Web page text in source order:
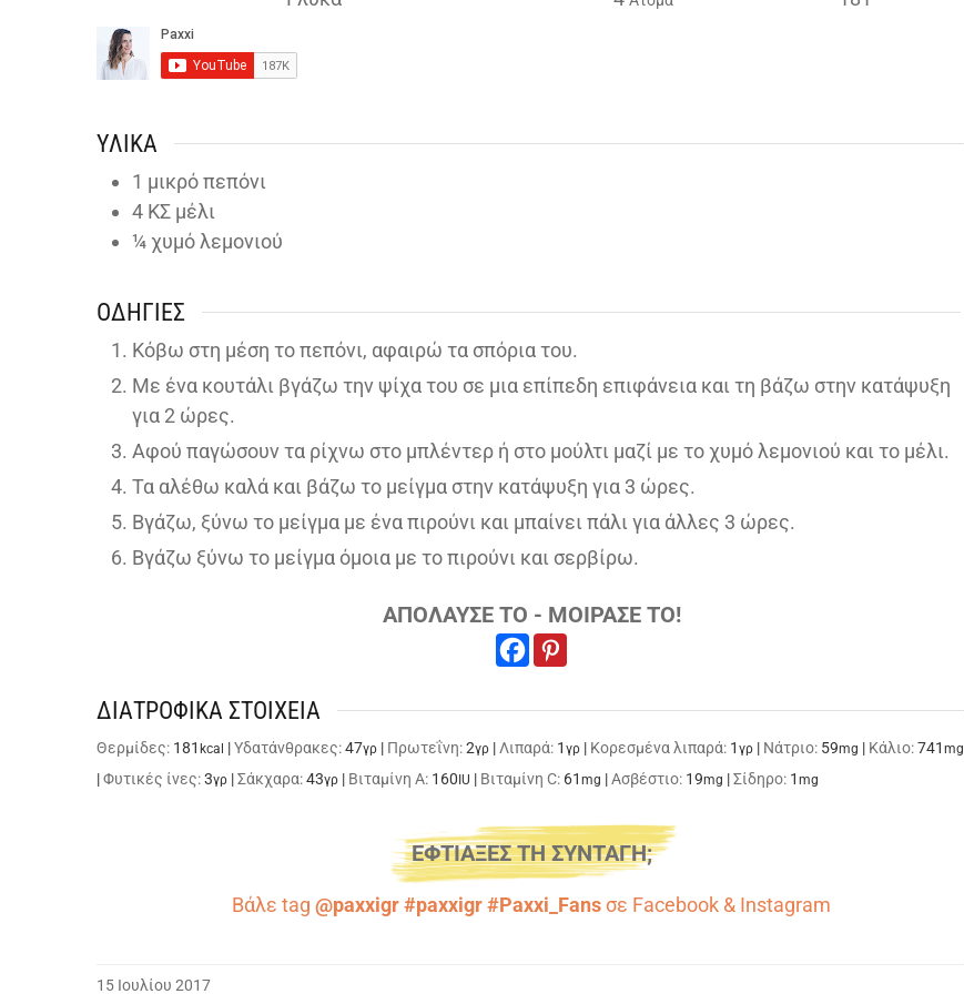
ΥΛΙΚΆ
1 μικρό πεπόνι
4 ΚΣ μέλι
¼χυμό λεμονιού
ΟΔΗΓΊΕΣ
Κόβω στη μέση το πεπόνι, αφαιρώ τα σπόρια του.
Με ένα κουτάλι βγάζω την ψίχα του σε μια επίπεδη επιφάνεια και τη βάζω στην κατάψυξη
για 2 ώρες.
Αφού παγώσουν τα ρίχνω στο μπλέντερ ή στο μούλτι μαζί με το χυμό λεμονιού και το μέλι.
Τα αλέθω καλά και βάζω το μείγμα στην κατάψυξη για 3 ώρες.
Βγάζω, ξύνω το μείγμα με ένα πιρούνι και μπαίνει πάλι για άλλες 3 ώρες.
Βγάζω ξύνω το μείγμα όμοια με το πιρούνι και σερβίρω.
ΑΠΟΛΑΥΣΕ ΤΟ - ΜΟΙΡΑΣΕ ΤΟ!
ΔΙΑΤΡΟΦΙΚΑ ΣΤΟΙΧΕΙΑ
Θερμίδες: 181 kcal |Υδατάνθρακες:47γρ | Πρωτεΐνη:2γρ | Λιπαρά: 1 γρ | Κορεσμένα λιπαρά: 1 γρ | Νάτριο: 59mg | Κάλιο:741 mg
|Φυτικές ίνες:3γρ |Σάκχαρα:43γρ | Βιταμίνη A: 160IU | Βιταμίνη C: 61 mg |Ασβέστιο: 19mg |Σίδηρο: 1 mg
ΕΦΤΙΑΞΕΣ ΤΗ ΣΥΝΤΑΓΗ;
Βάλε tag @paxxigr #paxxigr #Paxxi_Fans σε Facebook & Instagram
15 Ιουλίου 2017